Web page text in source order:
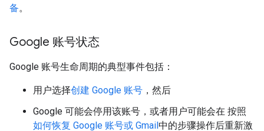
备。
Google 账号状态
Google 账号生命周期的典型事件包括：
用户选择创建 Google 账号 ，然后
Google 可能会停用该账号，或者用户可能会在 按照
如何恢复 Google 账号或 Gmail中的步骤操作后重新激